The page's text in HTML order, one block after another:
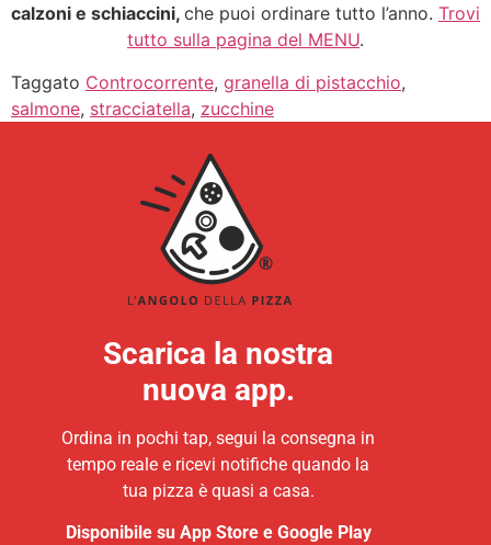
calzoni e schiaccini, che puoi ordinare tutto l’anno. Trovi
tutto sulla pagina del MENU.
Taggato Controcorrente, granella di pistacchio,
salmone, stracciatella, zucchine
Scarica la nostra
nuova app.
Ordina in pochi tap, segui la consegna in
tempo reale e ricevi notifiche quando la
tua pizza è quasi a casa.
Disponibile su App Store e Google Play